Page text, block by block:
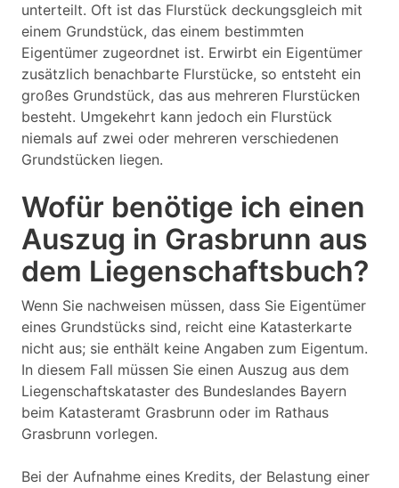
unterteilt. Oft ist das Flurstück deckungsgleich mit
einem Grundstück, das einem bestimmten
Eigentümer zugeordnet ist. Erwirbt ein Eigentümer
zusätzlich benachbarte Flurstücke, so entsteht ein
großes Grundstück, das aus mehreren Flurstücken
besteht. Umgekehrt kann jedoch ein Flurstück
niemals auf zwei oder mehreren verschiedenen
Grundstücken liegen.
Wofür benötige ich einen
Auszug in Grasbrunn aus
dem Liegenschaftsbuch?
Wenn Sie nachweisen müssen, dass Sie Eigentümer
eines Grundstücks sind, reicht eine Katasterkarte
nicht aus; sie enthält keine Angaben zum Eigentum.
In diesem Fall müssen Sie einen Auszug aus dem
Liegenschaftskataster des Bundeslandes Bayern
beim Katasteramt Grasbrunn oder im Rathaus
Grasbrunn vorlegen.
Bei der Aufnahme eines Kredits, der Belastung einer